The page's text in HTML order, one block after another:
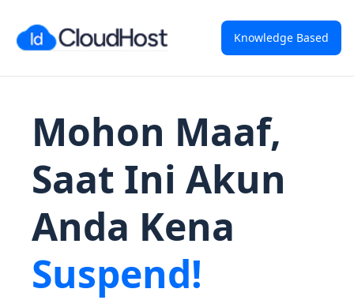
Knowledge Based
Mohon Maaf,
Saat Ini Akun
Anda Kena
Suspend!